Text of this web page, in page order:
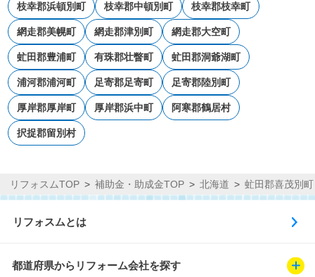
枝幸郡浜頓別町 枝幸郡中頓別町 枝幸郡枝幸町
網走郡美幌町 網走郡津別町 網走郡大空町
虻田郡豊浦町 有珠郡壮瞥町 虻田郡洞爺湖町
浦河郡浦河町 足寄郡足寄町 足寄郡陸別町
厚岸郡厚岸町 厚岸郡浜中町 阿寒郡鶴居村
択捉郡留別村
リフォスムTOP 補助金・助成金TOP 北海道 虻田郡喜茂別町
リフォスムとは
都道府県からリフォーム会社を探す